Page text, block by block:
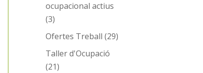
ocupacional actius
(3)
Ofertes Treball (29)
Taller d'Ocupació
(21)